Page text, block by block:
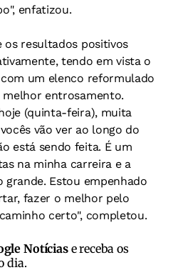
enfatizou.
resultados positivos
tendo em vista o
um elenco reformulado
entrosamento.
(quinta-feira), muita
vão ver ao longo do
está sendo feita. É um
na minha carreira e a
grande. Estou empenhado
fazer o melhor pelo
certo", completou.
Notíciase receba os
dia.